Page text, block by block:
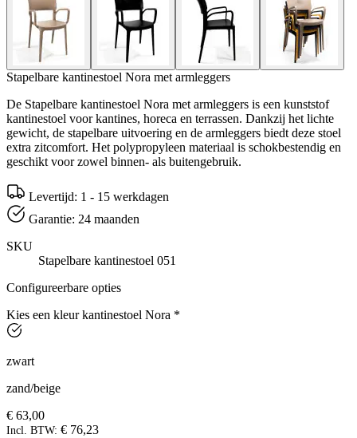
Stapelbare kantinestoel Nora met armleggers
De Stapelbare kantinestoel Nora met armleggers is een kunststof
kantinestoel voor kantines, horeca en terrassen. Dankzij het lichte
gewicht, de stapelbare uitvoering en de armleggers biedt deze stoel
extra zitcomfort. Het polypropyleen materiaal is schokbestendig en
geschikt voor zowel binnen- als buitengebruik.
Levertijd: 1 - 15 werkdagen
Garantie: 24 maanden
SKU
Stapelbare kantinestoel 051
Configureerbare opties
Kies een kleur kantinestoel Nora *
zwart
zand/beige
€ 63,00
Incl. BTW: € 76,23